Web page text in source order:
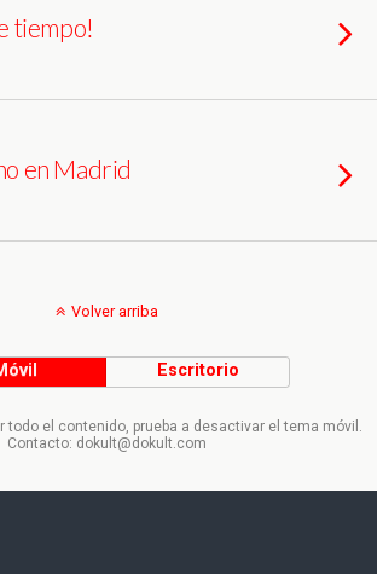
tiempo!
en Madrid
Volver arriba
Escritorio
todo el contenido, prueba a desactivar el tema móvil.
Contacto: dokult@dokult.com